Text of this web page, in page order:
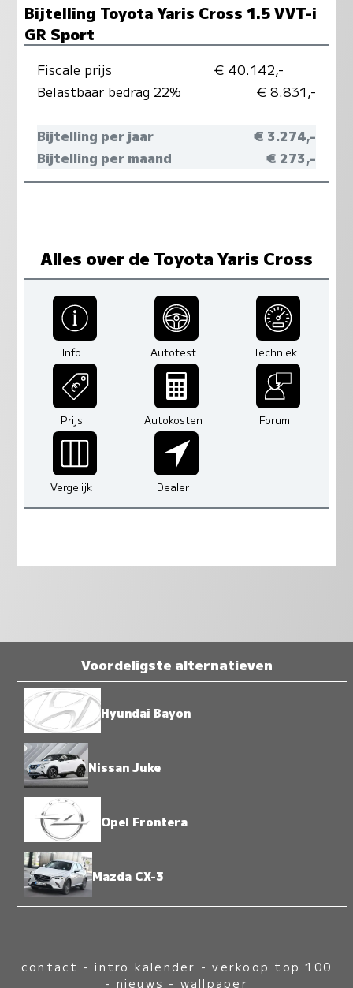
Bijtelling Toyota Yaris Cross 1.5 VVT-i
GR Sport
Fiscale prijs
€ 40.142,-
Belastbaar bedrag 22%
€ 8.831,-
Bijtelling per jaar
€ 3.274,-
Bijtelling per maand
€ 273,-
Alles over de Toyota Yaris Cross
Info Autotest Techniek
Prijs Autokosten Forum
Vergelijk Dealer
Voordeligste alternatieven
Hyundai Bayon
Nissan Juke
Opel Frontera
Mazda CX-3
contact -intro kalender -verkoop top 100
- nieuws - wallpaper